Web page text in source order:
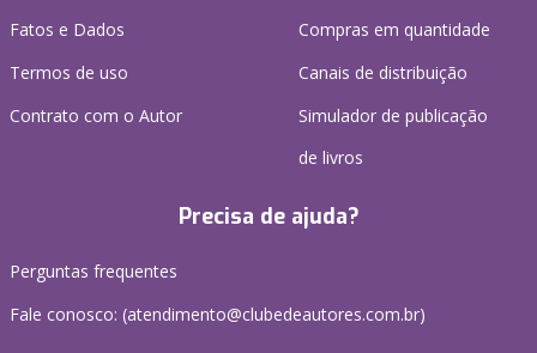
Fatos e Dados
Termos de uso
Contrato com o Autor
Compras em quantidade
Canais de distribuição
Simulador de publicação
de livros
Precisa de ajuda?
Perguntas frequentes
Fale conosco: (atendimento@clubedeautores.com.br)